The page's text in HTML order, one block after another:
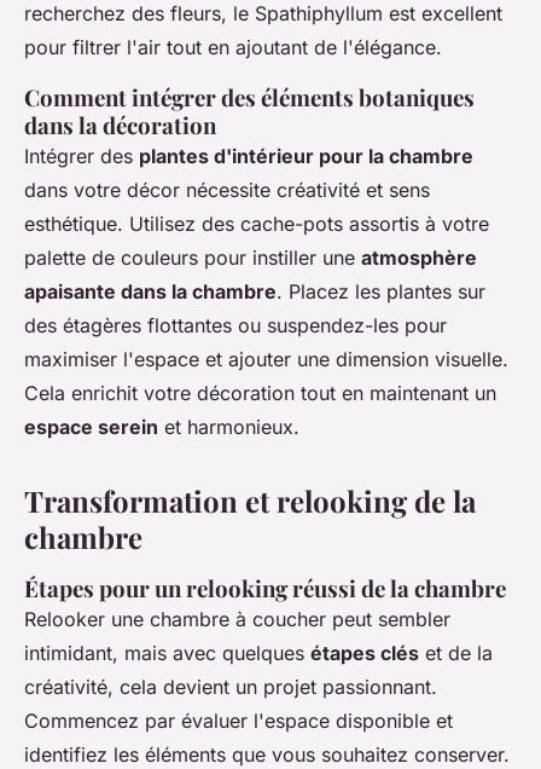
recherchez des fleurs, le Spathiphyllum est excellent
pour filtrer l'air tout en ajoutant de l'élégance.
Comment intégrer des éléments botaniques
dans la décoration
Intégrer des plantes d'intérieur pour la chambre
dans votre décor nécessite créativité et sens
esthétique. Utilisez des cache-pots assortis à votre
palette de couleurs pour instiller une atmosphère
apaisante dans la chambre. Placez les plantes sur
des étagères flottantes ou suspendez-les pour
maximiser l'espace et ajouter une dimension visuelle.
Cela enrichit votre décoration tout en maintenant un
espace serein et harmonieux.
Transformation et relooking de la
chambre
Étapes pour un relooking réussi de la chambre
Relooker une chambre à coucher peut sembler
intimidant, mais avec quelques étapes clés et de la
créativité, cela devient un projet passionnant.
Commencez par évaluer l'espace disponible et
identifiez les éléments que vous souhaitez conserver.